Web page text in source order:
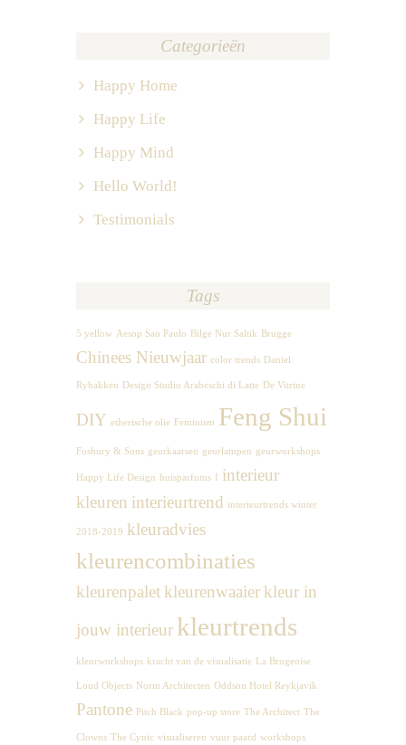
Categorieën
Happy Home
Happy Life
Happy Mind
Hello World!
Testimonials
Tags
5 yellow Aesop Sao Paulo Bilge Nur Saltik Brugge
Chinees Nieuwjaar color trends Daniel
Rybakken Design Studio Arabeschi di Latte De Vitrine
DIY etherische olie Feminism Feng Shui
Fosbury & Sons geurkaarsen geurlampen geurworkshops
Happy Life Design huisparfums
interieur
kleuren interieurtrend interieurtrends winter
2018-2019 kleuradvies
kleurencombinaties
kleurenpaletkleurenwaaierkleur in
jouw interieurkleurtrends
kleurworkshops kracht van de visualisatie La Brugeoise
Loud Objects Norm Architecten Oddson Hotel Reykjavik
Pantone Pitch Black pop-up store The Architect The
Clowns The Cynic visualiseren vuur paard workshops